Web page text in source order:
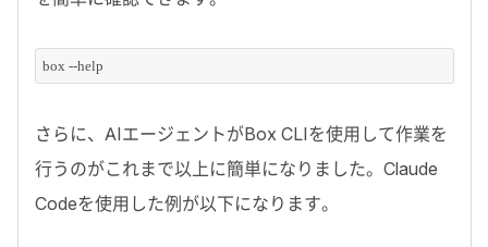
box --help
さらに、 AIエージェントがBox CLIを使用して作業を
行うのがこれまで以上に簡単になりました。 Claude
Codeを使用した例が以下になります。